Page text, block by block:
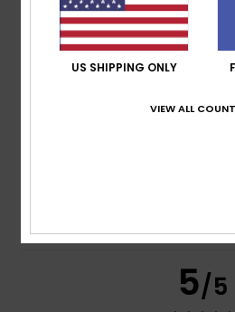
Je recommande ce produit
5
5/5
US SHIPPING ONLY
VIEW ALL